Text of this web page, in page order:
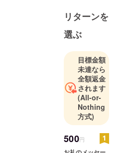
リターンを
選ぶ
目標金額
未達なら
全額返金
されます
(All-or-
Nothing
方式)
500円